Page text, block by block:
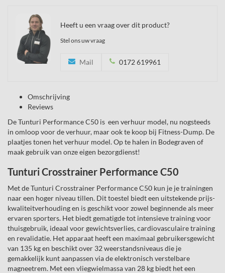
Heeft u een vraag over dit product?
Stel ons uw vraag
Mail 0172 619961
Omschrijving
Reviews
De Tunturi Performance C50 is een verhuur model, nu nogsteeds
in omloop voor de verhuur, maar ook te koop bij Fitness-Dump. De
plaatjes tonen het verhuur model. Op te halen in Bodegraven of
maak gebruik van onze eigen bezorgdienst!
Tunturi Crosstrainer Performance C50
Met de Tunturi Crosstrainer Performance C50 kun je je trainingen
naar een hoger niveau tillen. Dit toestel biedt een uitstekende prijs-
kwaliteitverhouding en is geschikt voor zowel beginnende als meer
ervaren sporters. Het biedt gematigde tot intensieve training voor
thuisgebruik, ideaal voor gewichtsverlies, cardiovasculaire training
en revalidatie. Het apparaat heeft een maximaal gebruikersgewicht
van 135 kg en beschikt over 32 weerstandsniveaus die je
gemakkelijk kunt aanpassen via de elektronisch verstelbare
magneetrem. Met een vliegwielmassa van 28 kg biedt het een